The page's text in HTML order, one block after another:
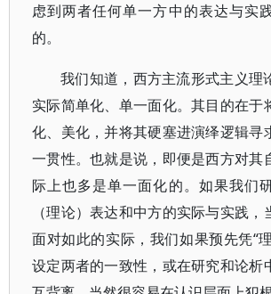
虑到两者任何单一方中的表达与实
的。
我们知道，西方主流形式主义理
实际简单化、单一面化。其目的在于
化、美化，并将其硬塞进演绎逻辑寻
一贯性。也就是说，即便是西方对其
际上也多是单一面化的。如果我们
（理论）表达和中方的实际与实践，
面对如此的实际，我们如果预先凭“
设定两者的一致性，或在研究和论析